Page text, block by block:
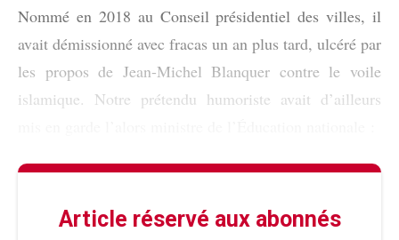
Nommé en 2018 au Conseil présidentiel des villes, il
avait démissionné avec fracas un an plus tard, ulcéré par
les propos de Jean-Michel Blanquer contre le voile
islamique. Notre prétendu humoriste avait d’ailleurs
Article réservé aux abonnés